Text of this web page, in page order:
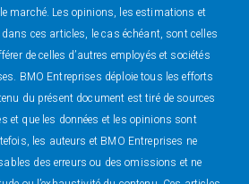
marché. Les opinions, les estimations et
ces articles, le cas échéant, sont celles
de celles d’autres employés et sociétés
BMO Entreprises déploie tous les efforts
du présent document est tiré de sources
et que les données et les opinions sont
les auteurs et BMO Entreprises ne
des erreurs ou des omissions et ne